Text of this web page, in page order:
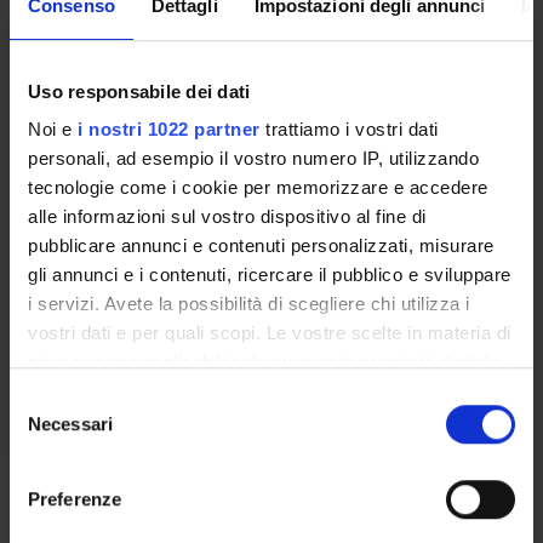
Consenso Dettagli Impostazioni degli annunci
Uso responsabile dei dati
Noi e i nostri 1022 partner trattiamo i vostri dati
personali, ad esempio il vostro numero IP, utilizzando
tecnologie come i cookie per memorizzare e accedere
alle informazioni sul vostro dispositivo al fine di
pubblicare annunci e contenuti personalizzati, misurare
gli annunci e i contenuti, ricercare il pubblico e sviluppare
i servizi. Avete la possibilità di scegliere chi utilizza i
vostri dati e per quali scopi. Le vostre scelte in materia di
modificare o revocare il proprio consenso in qualsiasi
momento dalla Dichiarazione sui cookie o facendo clic
Necessari
Preferenze
STRUMENTI PER LA GESTIONE DI
DATABASE IN AMBITO DI
RICERCA
Crediti
1
Periodo
Lm Sio BZ - VR 1A 2S (Coorte 2022), 2° SEM LM
Docenti
Pierpaolo Marchetti
Obiettivi di apprendimento